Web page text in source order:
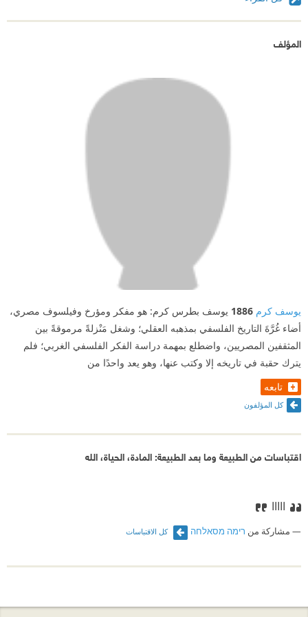
المؤلف
يوسف كرم 1886 يوسف بطرس كرم: هو مفكر ومؤرخ وفيلسوف مصري،
أضاء غُرَّةَ التاريخ الفلسفي بمذهبه العقلي؛ وشغل مَنْزلةً مرموقةً بين
المثقفين المصريين، واضطلع بمهمة دراسة الفكر الفلسفي الغربي؛ فلم
يترك حقبة في تاريخه إلا وكتب عنها، وهو يعد واحدًا من
تابعه
كل المؤلفون
اقتباسات من الطبيعة وما بعد الطبيعة: المادة، الحياة، الله
ااااا
مشاركة من רימה מסאלחה كل الاقتباسات